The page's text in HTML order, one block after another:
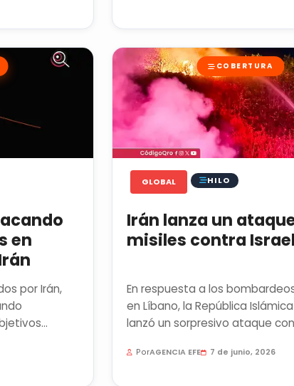
en
por Irán,
COBERTURA
GLOBAL HILO
Irán lanza un
misiles contra Israel
En respuesta a los
en Líbano, la República
lanzó un sorpresivo ataque
PorAGENCIA EFE 7 de junio, 2026